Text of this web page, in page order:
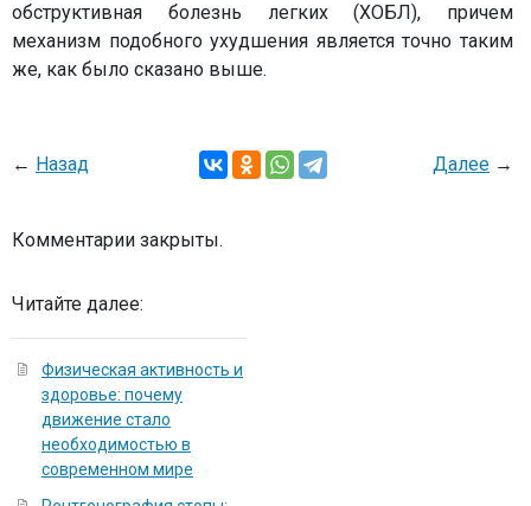
обструктивная болезнь легких (ХОБЛ), причем
механизм подобного ухудшения является точно таким
же, как было сказано выше.
← Назад Далее →
Комментарии закрыты.
Читайте далее:
Физическая активность и
здоровье: почему
движение стало
необходимостью в
современном мире